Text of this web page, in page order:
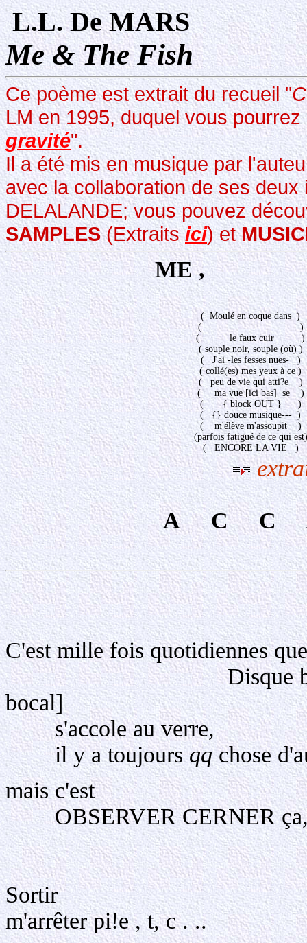
L.L. De MARS
Me & The Fish
Ce poème est extrait du recueil "
LM en 1995, duquel vous
gravité".
Il a été mis en musique par
avec la collaboration de ses
DELALANDE; vous pouvez
SAMPLES(Extraits ici) et
ME ,
( Moulé en coque dans )
( )
( le faux cuir )
( souple noir, souple (où) )
( J'ai -les fesses nues- )
( collé(es) mes yeux à ce )
( peu de vie qui atti?e )
( ma vue [ici bas] se )
( { block OUT } )
( {} douce musique--- )
( m'élève m'assoupit )
(parfois fatigué de ce qui est)
( ENCORE LA VIE )
A C C
C'est mille fois quotidiennes
Disque blanc, triple,
bocal]
s'accole au verre,
il y a toujoursqqchose
mais c'est
OBSERVER CERNER ça,
Quiet me
Sortir
m'arrêter pi!e , t, c . ..